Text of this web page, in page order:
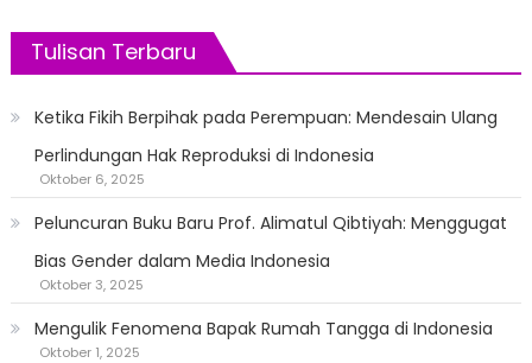
Tulisan Terbaru
Ketika Fikih Berpihak pada Perempuan: Mendesain Ulang
Perlindungan Hak Reproduksi di Indonesia
Oktober 6, 2025
Peluncuran Buku Baru Prof. Alimatul Qibtiyah: Menggugat
Bias Gender dalam Media Indonesia
Oktober 3, 2025
Mengulik Fenomena Bapak Rumah Tangga di Indonesia
Oktober 1, 2025